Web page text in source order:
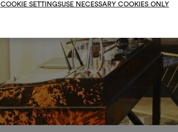
COOKIE SETTINGSUSE NECESSARY COOKIES ONLY